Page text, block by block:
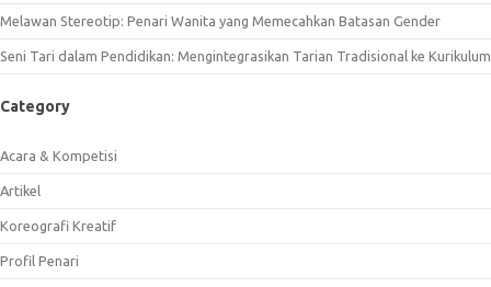
Melawan Stereotip: Penari Wanita yang Memecahkan Batasan Gender
Seni Tari dalam Pendidikan: Mengintegrasikan Tarian Tradisional ke Kurikulum
Category
Acara & Kompetisi
Artikel
Koreografi Kreatif
Profil Penari